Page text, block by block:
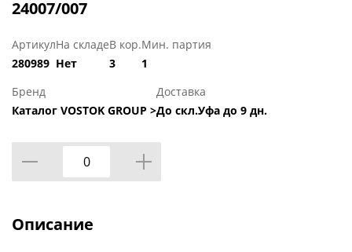
24007/007
Артикул
280989
На складе
Нет
В кор.
3
Мин. партия
1
Бренд
Каталог VOSTOK GROUP >
Доставка
До скл.Уфа до 9 дн.
Описание